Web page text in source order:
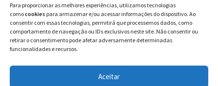
Para proporcionar as melhores experiências, utilizamos tecnologias
comocookies para armazenar e/ou acessar informações do dispositivo. Ao
consentir com essas tecnologias, permitirá que processemos dados, como
comportamento de navegação ou IDs exclusivos neste site. Não consentir ou
retirar o consentimento pode afetar adversamente determinadas
funcionalidades e recursos.
Aceitar
Pesquisar
por:
© BLUE e os gatos ∙ todos os direitos reservados.
Histórias inspiradas em gatos reais. Adote e cuide dos